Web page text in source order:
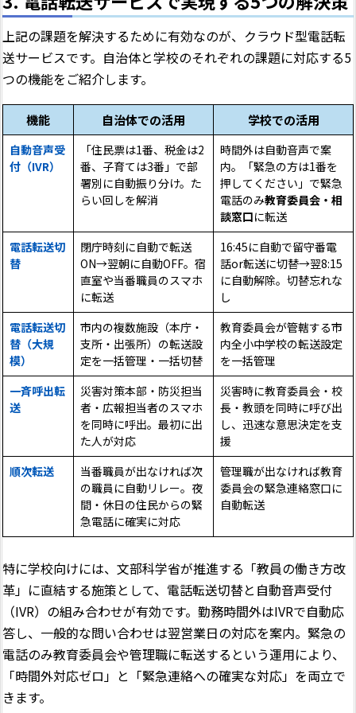
上記の課題を解決するために有効なのが、クラウド型電話転
送サービスです。自治体と学校のそれぞれの課題に対応する5
つの機能をご紹介します。
機能 自治体での活用 学校での活用
自動音声受
付（IVR）
「住民票は1番、税金は2
番、子育ては3番」で部
署別に自動振り分け。た
らい回しを解消
時間外は自動音声で案
内。「緊急の方は1番を
押してください」で緊急
電話のみ教育委員会・相
談窓口に転送
電話転送切
替
閉庁時刻に自動で転送
ON→翌朝に自動OFF。宿
直室や当番職員のスマホ
に転送
16:45に自動で留守番電
話or転送に切替→翌8:15
に自動解除。切替忘れな
し
電話転送切
替（大規
模）
市内の複数施設（本庁・
支所・出張所）の転送設
定を一括管理・一括切替
教育委員会が管轄する市
内全小中学校の転送設定
を一括管理
一斉呼出転
送
災害対策本部・防災担当
者・広報担当者のスマホ
を同時に呼出。最初に出
た人が対応
災害時に教育委員会・校
長・教頭を同時に呼び出
し、迅速な意思決定を支
援
順次転送
当番職員が出なければ次
の職員に自動リレー。夜
間・休日の住民からの緊
急電話に確実に対応
管理職が出なければ教育
委員会の緊急連絡窓口に
自動転送
特に学校向けには、文部科学省が推進する「教員の働き方改
革」に直結する施策として、電話転送切替と自動音声受付
（IVR）の組み合わせが有効です。勤務時間外はIVRで自動応
答し、一般的な問い合わせは翌営業日の対応を案内。緊急の
電話のみ教育委員会や管理職に転送するという運用により、
「時間外対応ゼロ」と「緊急連絡への確実な対応」を両立で
きます。